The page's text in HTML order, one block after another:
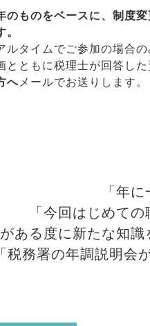
のものをベースに、制度
ルタイムでご参加の場合
とともに税理士が回答し
へ メールでお送りします。
「年
「今回はじめて
がある度に新たな知
「税務署の年調説明会